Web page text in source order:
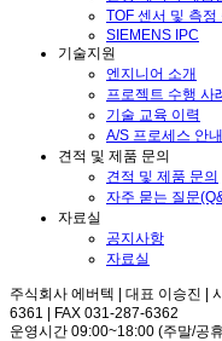
TOF 센서 및 측정
SIEMENS IPC
기술지원
엔지니어 소개
프로젝트 수행 사
기술 교육 이력
A/S 프로세스 안내
견적 및 제품 문의
견적 및 제품 문의
자주 묻는 질문
자료실
공지사항
자료실
주식회사 에버텍 | 대표 이승진 |
6361 | FAX 031-287-6362
운영시간 09:00~18:00 (주말/공